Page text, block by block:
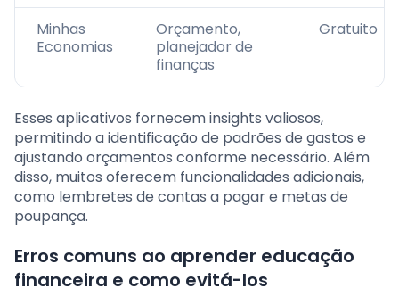
Minhas
Economias
Orçamento,
planejador de
finanças
Gratuito
Esses aplicativos fornecem insights valiosos,
permitindo a identificação de padrões de gastos e
ajustando orçamentos conforme necessário. Além
disso, muitos oferecem funcionalidades adicionais,
como lembretes de contas a pagar e metas de
poupança.
Erros comuns ao aprender educação
financeira e como evitá-los